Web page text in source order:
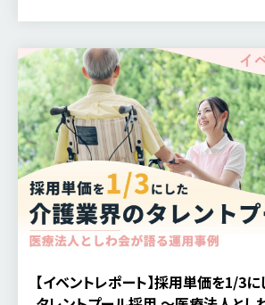
競合とバッティングせずに人材を獲得する
【イベントレポート】採用単価を1/3